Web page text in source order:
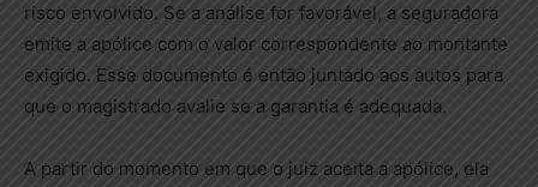
risco envolvido. Se a análise for favorável, a seguradora
emite a apólice com o valor correspondente ao montante
exigido. Esse documento é então juntado aos autos para
que o magistrado avalie se a garantia é adequada.
A partir do momento em que o juiz aceita a apólice, ela